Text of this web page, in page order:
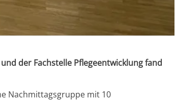
der Fachstelle Pflegeentwicklung fand
Nachmittagsgruppe mit 10